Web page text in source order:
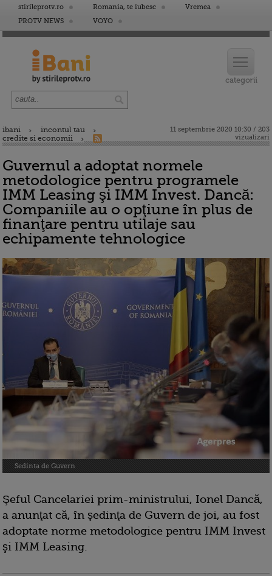
stirileprotv.ro Romania, te iubesc
Vremea
PROTV NEWS
VOYO
ibani
incontul tau
credite si economii
11 septembrie 2020 10:30 / 203
vizualizari
Guvernul a adoptat normele
metodologice pentru programele
IMM Leasing şi IMM Invest. Dancă:
Companiile au o opţiune în plus de
finanţare pentru utilaje sau
echipamente tehnologice
Sedinta de Guvern
Şeful Cancelariei prim-ministrului, Ionel Dancă,
a anunţat că, în şedinţa de Guvern de joi, au fost
adoptate norme metodologice pentru IMM Invest
şi IMM Leasing.